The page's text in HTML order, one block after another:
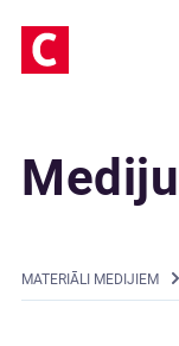
MATERIĀLI MEDIJIEM